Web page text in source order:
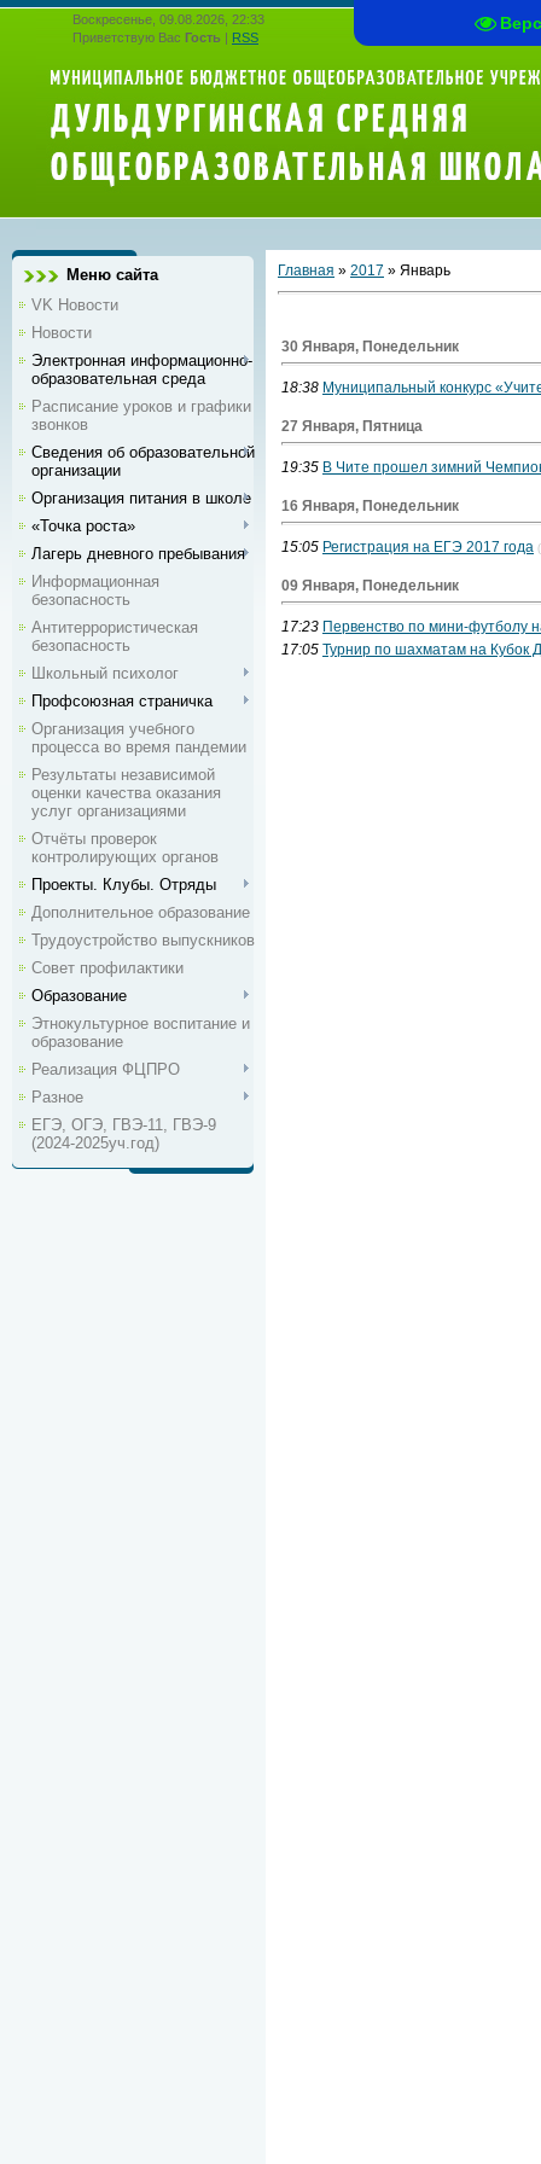
Воскресенье, 09.08.2026, 22:33
Приветствую Вас Гость | RSS
Меню сайта
VK Новости
Новости
Электронная информационно-
образовательная среда
Расписание уроков и графики
звонков
Сведения об образовательной
организации
Организация питания в школе
«Точка роста»
Лагерь дневного пребывания
Информационная
безопасность
Антитеррористическая
безопасность
Школьный психолог
Профсоюзная страничка
Организация учебного
процесса во время пандемии
Результаты независимой
оценки качества оказания
услуг организациями
Отчёты проверок
контролирующих органов
Проекты. Клубы. Отряды
Дополнительное образование
Трудоустройство выпускников
Совет профилактики
Образование
Этнокультурное воспитание и
образование
Реализация ФЦПРО
Разное
ЕГЭ, ОГЭ, ГВЭ-11, ГВЭ-9
(2024-2025уч.год)
Главная » 2017 » Январь
30 Января, Понедельник
18:38 Муниципальный конкурс
27 Января, Пятница
19:35 В Чите прошел зимний
16 Января, Понедельник
15:05 Регистрация на ЕГЭ 2017 года
09 Января, Понедельник
17:23 Первенство по мини-футболу
17:05 Турнир по шахматам на Кубок